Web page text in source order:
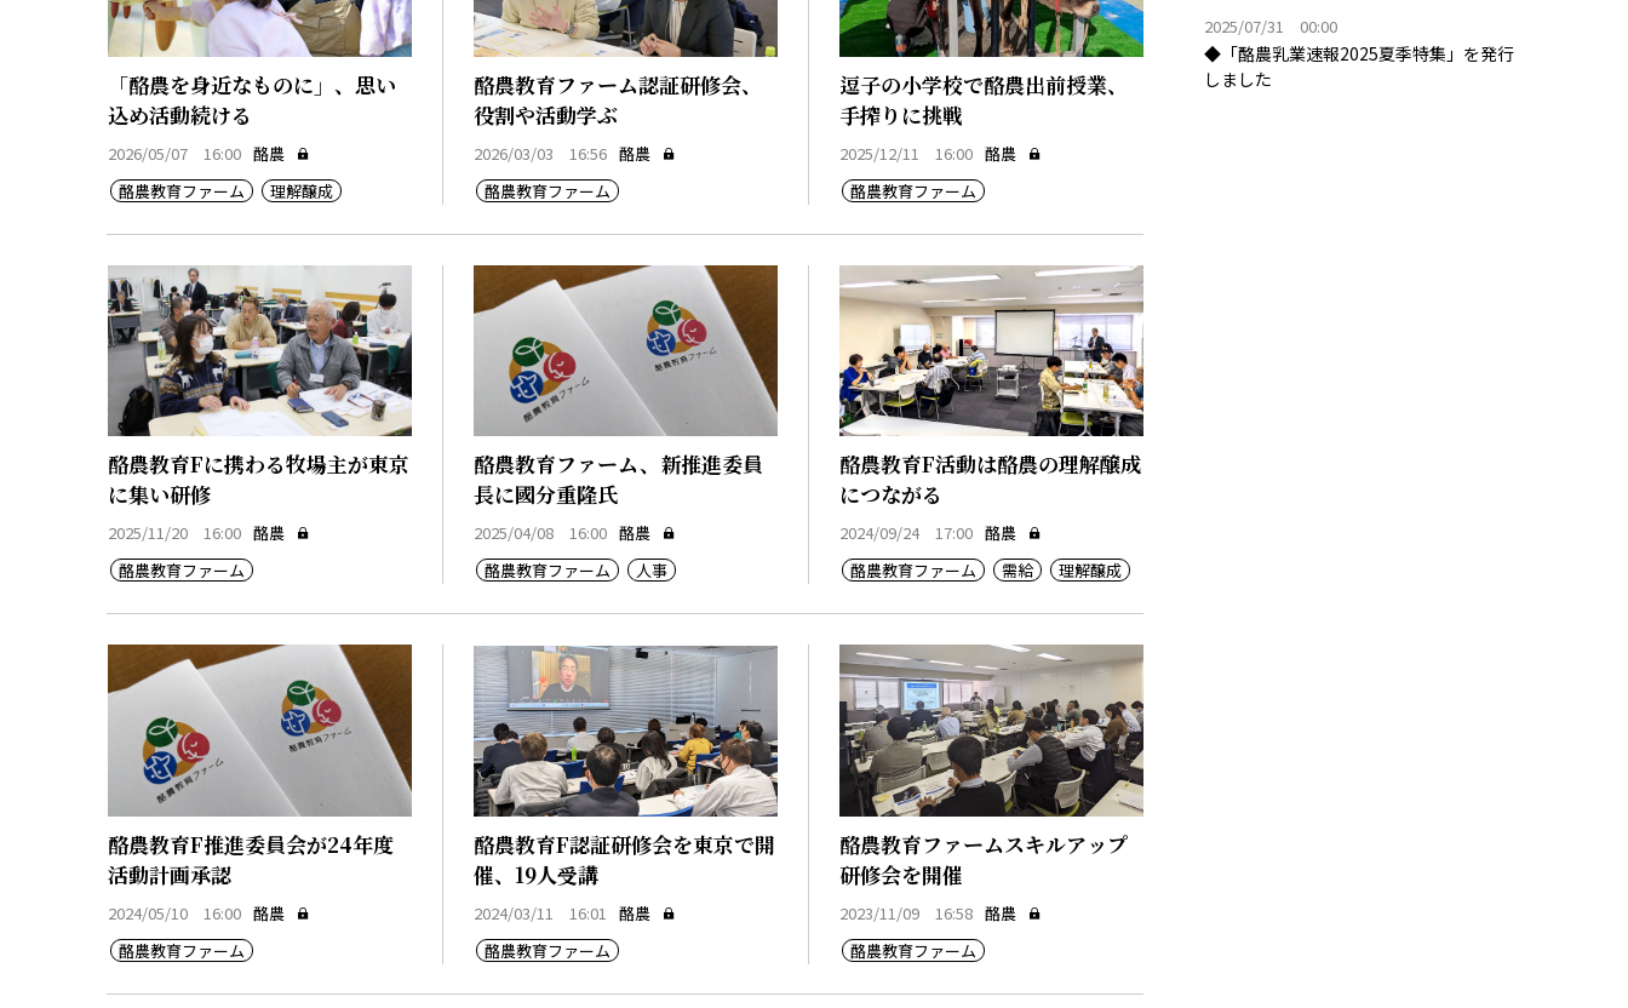
「酪農を身近なものに」、思い
込め活動続ける
2026/05/07 16:00 酪農
酪農教育ファーム
理解醸成
酪農教育ファーム認証研修会、
役割や活動学ぶ
2026/03/03 16:56 酪農
酪農教育ファーム
逗子の小学校で酪農出前授業、
手搾りに挑戦
2025/12/11 16:00 酪農
酪農教育ファーム
酪農教育Fに携わる牧場主が東京
に集い研修
2025/11/20 16:00 酪農
酪農教育ファーム
酪農教育ファーム、新推進委員
長に國分重隆氏
2025/04/08 16:00 酪農
酪農教育ファーム
人事
酪農教育F活動は酪農の理解醸成
につながる
2024/09/24 17:00 酪農
酪農教育ファーム
需給 理解醸成
酪農教育F推進委員会が24年度
活動計画承認
2024/05/10 16:00 酪農
酪農教育ファーム
酪農教育F認証研修会を東京で開
催、19人受講
2024/03/11 16:01
酪農
酪農教育ファーム
酪農教育ファームスキルアップ
研修会を開催
2023/11/09 16:58 酪農
酪農教育ファーム
2025/07/31 00:00
◆「酪農乳業速報2025夏季特集」を発行
しました